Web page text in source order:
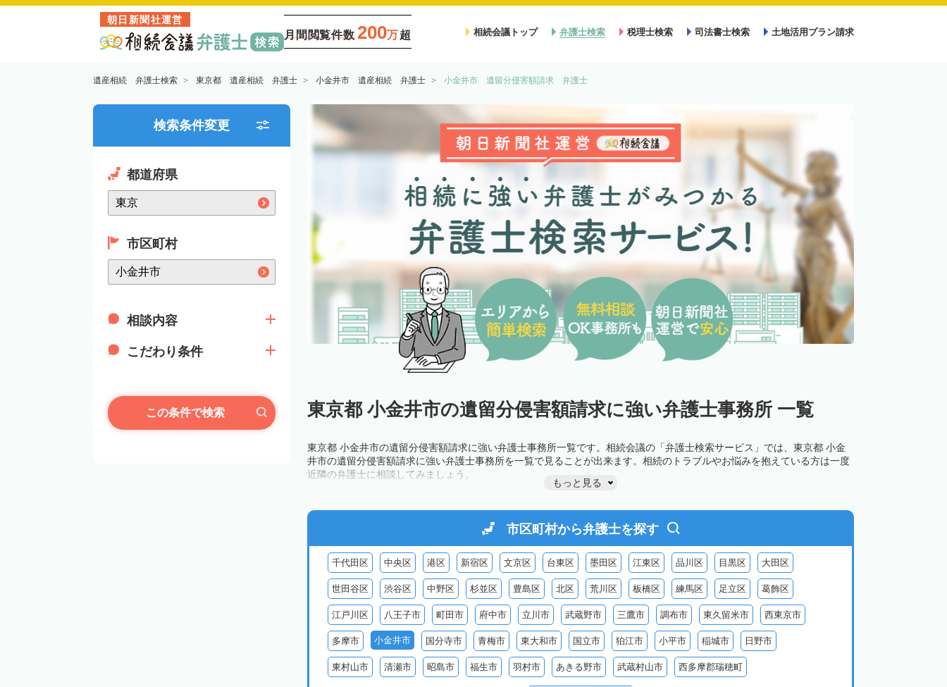
朝日新聞社運営
月間閲覧件数 200万超 相続会議トップ 弁護士検索 税理士検索 司法書士検索 土地活用プラン請求
遺産相続 弁護士検索 東京都 遺産相続 弁護士 小金井市 遺産相続 弁護士 小金井市 遺留分侵害額請求 弁護士
検索条件変更
都道府県
市区町村
相談内容
こだわり条件
この条件で検索 東京都 小金井市の遺留分侵害額請求に強い弁護士事務所 一覧
東京都 小金井市の遺留分侵害額請求に強い弁護士事務所一覧です。相続会議の「弁護士検索サービス」では、東京都 小金
井市の遺留分侵害額請求に強い弁護士事務所を一覧で見ることが出来ます。相続のトラブルやお悩みを抱えている方は一度
近隣の弁護士に相談してみましょう。
もっと見る
市区町村から弁護士を探す
千代田区 中央区 港区 新宿区 文京区 台東区 墨田区 江東区 品川区 目黒区 大田区
世田谷区 渋谷区 中野区 杉並区 豊島区 北区 荒川区 板橋区 練馬区 足立区 葛飾区
江戸川区 八王子市 町田市 府中市 立川市 武蔵野市 三鷹市 調布市 東久留米市 西東京市
多摩市 小金井市 国分寺市 青梅市 東大和市 国立市 狛江市 小平市 稲城市 日野市
東村山市 清瀬市 昭島市 福生市 羽村市 あきる野市 武蔵村山市 西多摩郡瑞穂町